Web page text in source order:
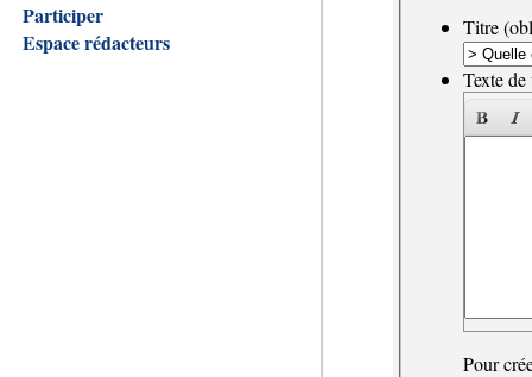
Participer
Espace rédacteurs
Titre
Texte
Pour